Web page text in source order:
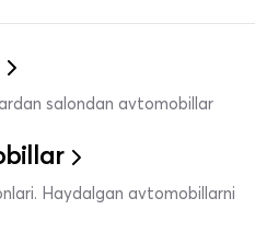
salondan avtomobillar
Haydalgan avtomobillarni